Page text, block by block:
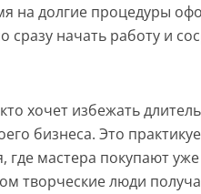
на долгие процедуры
начать работу и
хочет избежать
бизнеса. Это
где мастера покупают
творческие люди